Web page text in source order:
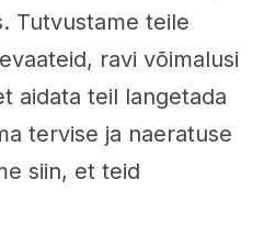
Tutvustame teile
ravi võimalusi
aidata teil langetada
tervise ja naeratuse
siin, et teid